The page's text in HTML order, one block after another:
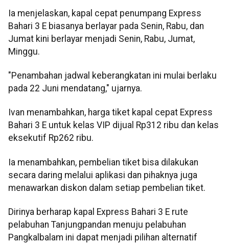
Ia menjelaskan, kapal cepat penumpang Express
Bahari 3 E biasanya berlayar pada Senin, Rabu, dan
Jumat kini berlayar menjadi Senin, Rabu, Jumat,
Minggu.
"Penambahan jadwal keberangkatan ini mulai berlaku
pada 22 Juni mendatang," ujarnya.
Ivan menambahkan, harga tiket kapal cepat Express
Bahari 3 E untuk kelas VIP dijual Rp312 ribu dan kelas
eksekutif Rp262 ribu.
Ia menambahkan, pembelian tiket bisa dilakukan
secara daring melalui aplikasi dan pihaknya juga
menawarkan diskon dalam setiap pembelian tiket.
Dirinya berharap kapal Express Bahari 3 E rute
pelabuhan Tanjungpandan menuju pelabuhan
Pangkalbalam ini dapat menjadi pilihan alternatif